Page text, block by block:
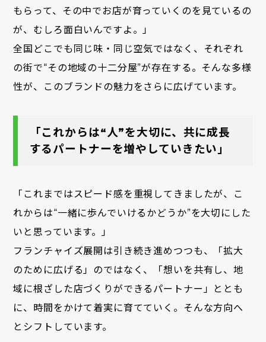
もらって、その中でお店が育っていくのを見ているの
が、むしろ面白いんですよ。」
全国どこでも同じ味・同じ空気ではなく、それぞれ
の街で“その地域の十二分屋”が存在する。そんな多様
性が、このブランドの魅力をさらに広げています。
「これからは“人”を大切に、共に成長
するパートナーを増やしていきたい」
「これまではスピード感を重視してきましたが、こ
れからは“一緒に歩んでいけるかどうか”を大切にした
いと思っています。」
フランチャイズ展開は引き続き進めつつも、「拡大
のために広げる」のではなく、「想いを共有し、地
域に根ざした店づくりができるパートナー」ととも
に、時間をかけて着実に育てていく。そんな方向へ
とシフトしています。